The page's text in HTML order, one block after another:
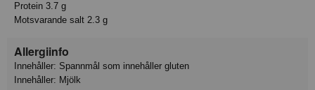
Protein 3.7 g
Motsvarande salt 2.3 g
Allergiinfo
Innehåller: Spannmål som innehåller gluten
Innehåller: Mjölk